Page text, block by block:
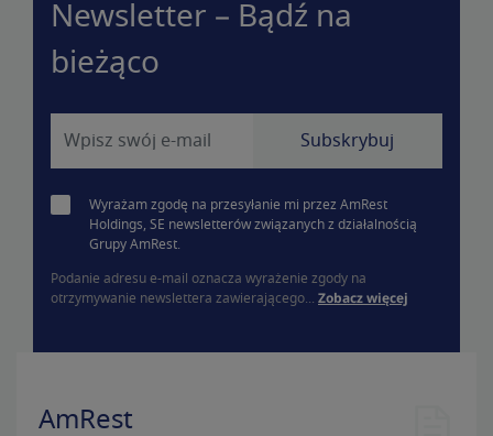
Newsletter – Bądź na
bieżąco
Wyrażam zgodę na przesyłanie mi przez AmRest
Holdings, SE newsletterów związanych z działalnością
Grupy AmRest.
Podanie adresu e-mail oznacza wyrażenie zgody na
otrzymywanie newslettera zawierającego... Zobacz więcej
AmRest